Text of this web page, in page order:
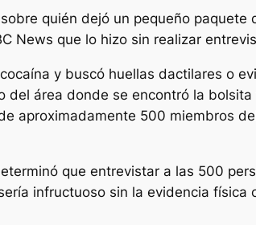
quién dejó un pequeño paquete
News que lo hizo sin realizar
y buscó huellas dactilares o
área donde se encontró la
aproximadamente 500 miembros
que entrevistar a las 500
infructuoso sin la evidencia física